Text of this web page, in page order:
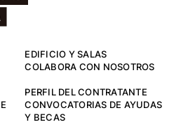
EDIFICIO Y SALAS
COLABORA CON NOSOTROS
PERFIL DEL CONTRATANTE
CONVOCATORIAS DE AYUDAS
Y BECAS